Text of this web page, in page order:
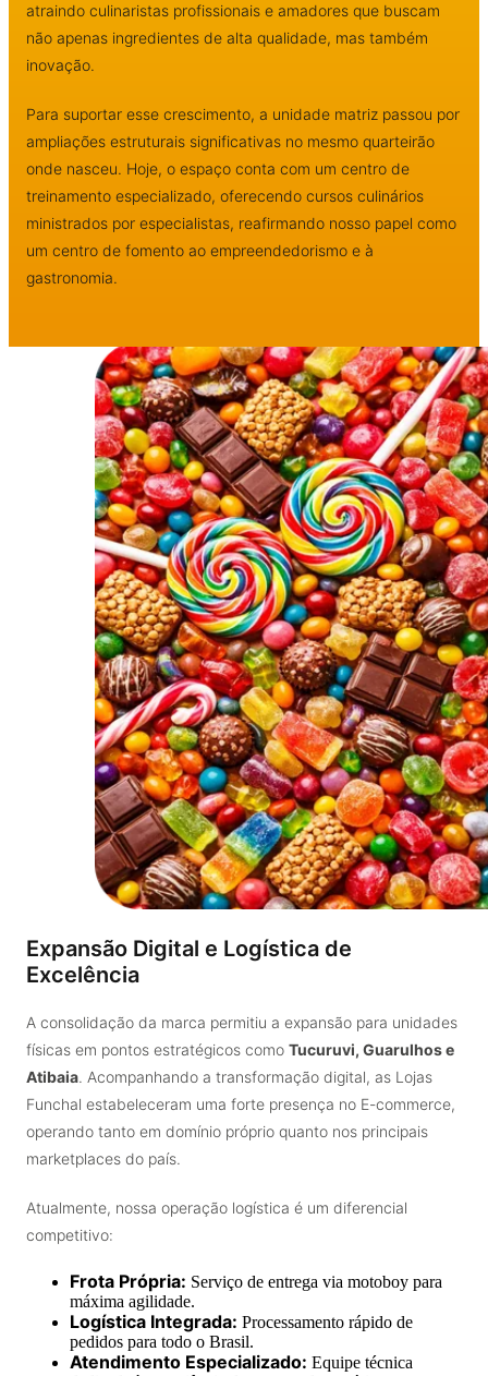
atraindo culinaristas profissionais e amadores que buscam
não apenas ingredientes de alta qualidade, mas também
inovação.
Para suportar esse crescimento, a unidade matriz passou por
ampliações estruturais significativas no mesmo quarteirão
onde nasceu. Hoje, o espaço conta com um centro de
treinamento especializado, oferecendo cursos culinários
ministrados por especialistas, reafirmando nosso papel como
um centro de fomento ao empreendedorismo e à
gastronomia.
Expansão Digital e Logística de
Excelência
A consolidação da marca permitiu a expansão para unidades
físicas em pontos estratégicos como Tucuruvi, Guarulhos e
Atibaia. Acompanhando a transformação digital, as Lojas
Funchal estabeleceram uma forte presença no E-commerce,
operando tanto em domínio próprio quanto nos principais
marketplaces do país.
Atualmente, nossa operação logística é um diferencial
competitivo:
Frota Própria: Serviço de entrega via motoboy para
máxima agilidade.
Logística Integrada: Processamento rápido de
pedidos para todo o Brasil.
Atendimento Especializado: Equipe técnica